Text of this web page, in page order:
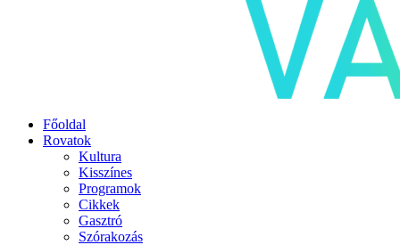
Főoldal
Rovatok
Kultura
Kisszínes
Programok
Cikkek
Gasztró
Szórakozás